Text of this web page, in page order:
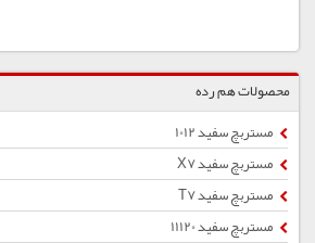
محصولات هم رده
مستربچ سفید 1012
مستربچ سفید X7
مستربچ سفید T7
مستربچ سفید 11120